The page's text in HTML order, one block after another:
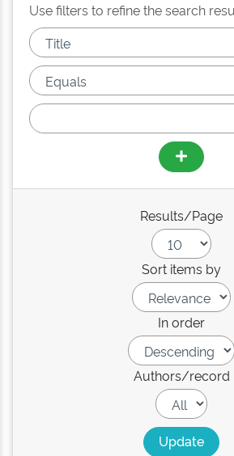
Use filters to refine the search
Results/Page
Sort items by
In order
Authors/record